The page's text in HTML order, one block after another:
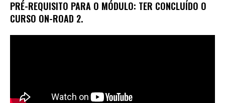
PRÉ-REQUISITO PARA O MÓDULO: TER CONCLUÍDO O
CURSO ON-ROAD 2.